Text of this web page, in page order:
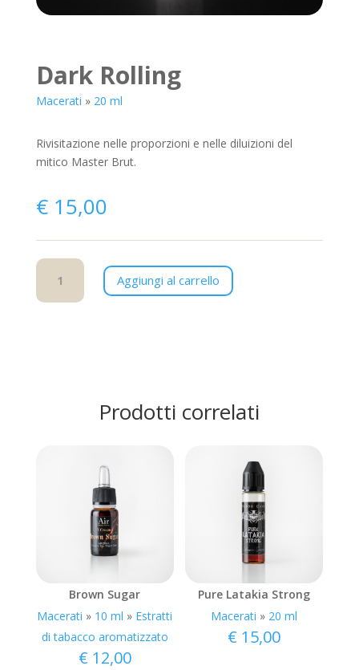
Dark Rolling
Macerati » 20 ml
Rivisitazione nelle proporzioni e nelle diluizioni del
mitico Master Brut.
€15,00
Dark
Rolling
quantità
Aggiungi al carrello
Prodotti correlati
Brown Sugar
Macerati » 10 ml » Estratti
di tabacco aromatizzato
€ 12,00
Pure Latakia Strong
Macerati » 20 ml
€ 15,00